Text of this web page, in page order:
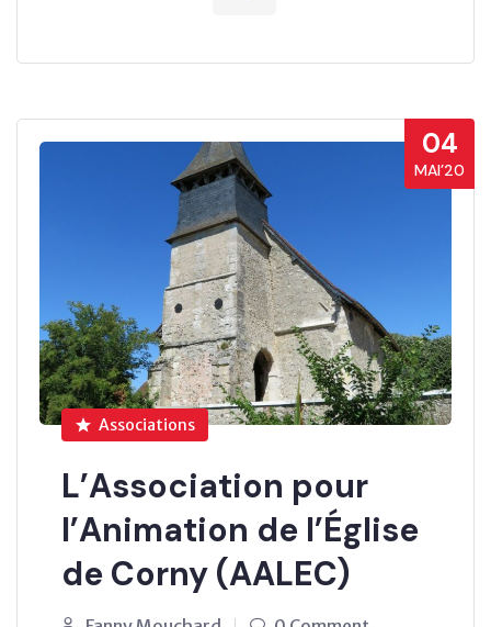
04
MAI’20
Associations
L’Association pour
l’Animation de l’Église
de Corny (AALEC)